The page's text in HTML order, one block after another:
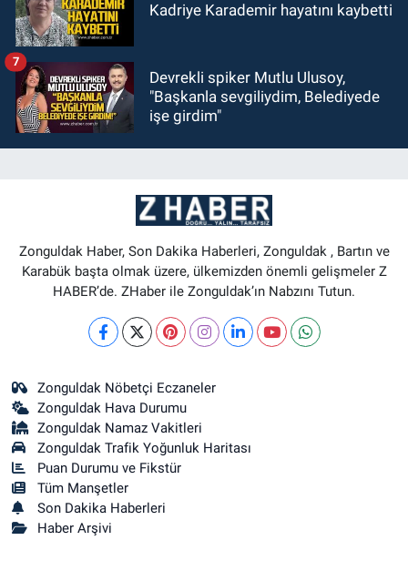
Kadriye Karademir hayatını kaybetti
Devrekli spiker Mutlu Ulusoy,
"Başkanla sevgiliydim, Belediyede
işe girdim"
7
Zonguldak Haber, Son Dakika Haberleri, Zonguldak , Bartın ve
Karabük başta olmak üzere, ülkemizden önemli gelişmeler Z
HABER’de. ZHaber ile Zonguldak’ın Nabzını Tutun.
Zonguldak Nöbetçi Eczaneler
Zonguldak Hava Durumu
Zonguldak Namaz Vakitleri
Zonguldak Trafik Yoğunluk Haritası
Puan Durumu ve Fikstür
Tüm Manşetler
Son Dakika Haberleri
Haber Arşivi